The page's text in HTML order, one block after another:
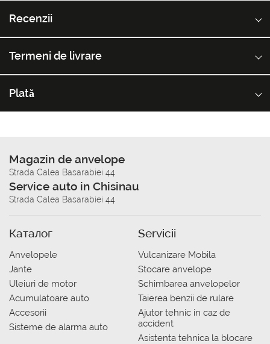
Recenzii
Termeni de livrare
Plată
Magazin de anvelope
Strada Calea Basarabiei 44
Service auto in Chisinau
Strada Calea Basarabiei 44
Каталог
Anvelopele
Jante
Uleiuri de motor
Acumulatoare auto
Accesorii
Sisteme de alarma auto
Servicii
Vulcanizare Mobila
Stocare anvelope
Schimbarea anvelopelor
Taierea benzii de rulare
Ajutor tehnic in caz de
accident
Asistenta tehnica la blocare